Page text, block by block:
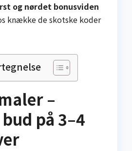
og nørdet bonusviden
knække de skotske koder
–
på 3–4